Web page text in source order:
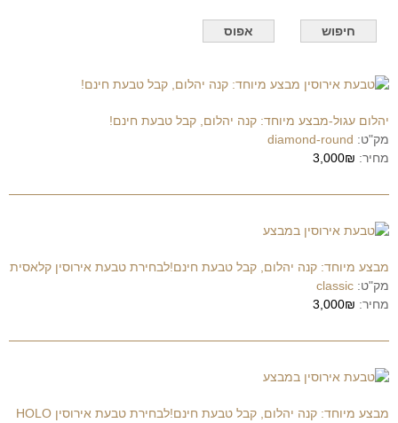
יהלום עגול-מבצע מיוחד: קנה יהלום, קבל טבעת חינם!
מק"ט: diamond-round
מחיר: 3,000₪
מבצע מיוחד: קנה יהלום, קבל טבעת חינם!לבחירת טבעת אירוסין קלאסית
מק"ט: classic
מחיר: 3,000₪
מבצע מיוחד: קנה יהלום, קבל טבעת חינם!לבחירת טבעת אירוסין HOLO